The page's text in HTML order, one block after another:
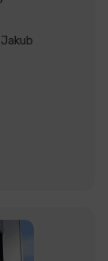
Jakub